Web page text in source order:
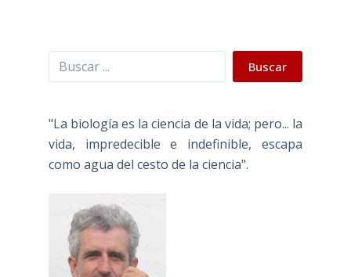
Buscar Buscar
"La biología es la ciencia de la vida; pero... la
vida, impredecible e indefinible, escapa
como agua del cesto de la ciencia".